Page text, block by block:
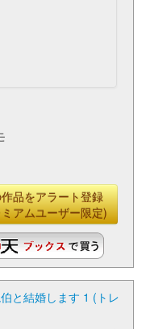
品をアラート登録
アムユーザー限定)
と結婚します 1 (トレ